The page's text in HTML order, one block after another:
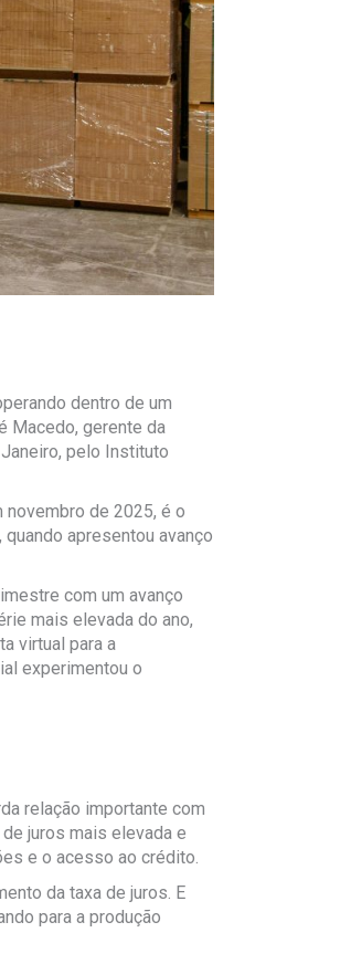
dentro de um
Macedo, gerente da
pelo Instituto
de 2025, é o
apresentou avanço
com um avanço
mais elevada do ano,
virtual para a
experimentou o
relação importante com
juros mais elevada e
e o acesso ao crédito.
da taxa de juros. E
para a produção